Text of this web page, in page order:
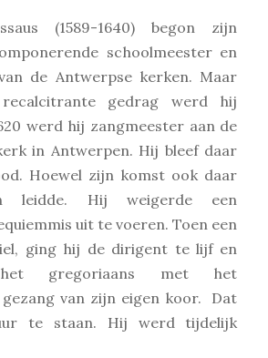
(1589-1640) begon zijn
schoolmeester en
de Antwerpse kerken. Maar
gedrag werd hij
werd hij zangmeester aan de
in Antwerpen. Hij bleef daar
Hoewel zijn komst ook daar
leidde. Hij weigerde een
uit te voeren. Toen een
ging hij de dirigent te lijf en
het gregoriaans met het
van zijn eigen koor. Dat
te staan. Hij werd tijdelijk